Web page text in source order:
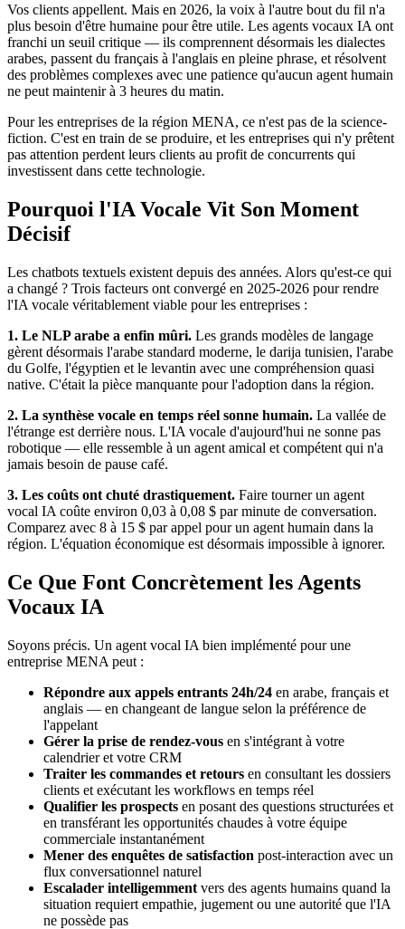
Vos clients appellent. Mais en 2026, la voix à l'autre bout du fil n'a
plus besoin d'être humaine pour être utile. Les agents vocaux IA ont
franchi un seuil critique — ils comprennent désormais les dialectes
arabes, passent du français à l'anglais en pleine phrase, et résolvent
des problèmes complexes avec une patience qu'aucun agent humain
ne peut maintenir à 3 heures du matin.
Pour les entreprises de la région MENA, ce n'est pas de la science-
fiction. C'est en train de se produire, et les entreprises qui n'y prêtent
pas attention perdent leurs clients au profit de concurrents qui
investissent dans cette technologie.
Pourquoi l'IA Vocale Vit Son Moment
Décisif
Les chatbots textuels existent depuis des années. Alors qu'est-ce qui
a changé ? Trois facteurs ont convergé en 2025-2026 pour rendre
l'IA vocale véritablement viable pour les entreprises :
1. Le NLP arabe a enfin mûri. Les grands modèles de langage
gèrent désormais l'arabe standard moderne, le darija tunisien, l'arabe
du Golfe, l'égyptien et le levantin avec une compréhension quasi
native. C'était la pièce manquante pour l'adoption dans la région.
2. La synthèse vocale en temps réel sonne humain. La vallée de
l'étrange est derrière nous. L'IA vocale d'aujourd'hui ne sonne pas
robotique — elle ressemble à un agent amical et compétent qui n'a
jamais besoin de pause café.
3. Les coûts ont chuté drastiquement. Faire tourner un agent
vocal IA coûte environ 0,03 à 0,08 $ par minute de conversation.
Comparez avec 8 à 15 $ par appel pour un agent humain dans la
région. L'équation économique est désormais impossible à ignorer.
Ce Que Font Concrètement les Agents
Vocaux IA
Soyons précis. Un agent vocal IA bien implémenté pour une
entreprise MENA peut :
Répondre aux appels entrants 24h/24 en arabe, français et
anglais — en changeant de langue selon la préférence de
l'appelant
Gérer la prise de rendez-vous en s'intégrant à votre
calendrier et votre CRM
Traiter les commandes et retours en consultant les dossiers
clients et exécutant les workflows en temps réel
Qualifier les prospects en posant des questions structurées et
en transférant les opportunités chaudes à votre équipe
commerciale instantanément
Mener des enquêtes de satisfaction post-interaction avec un
flux conversationnel naturel
Escalader intelligemment vers des agents humains quand la
situation requiert empathie, jugement ou une autorité que l'IA
ne possède pas